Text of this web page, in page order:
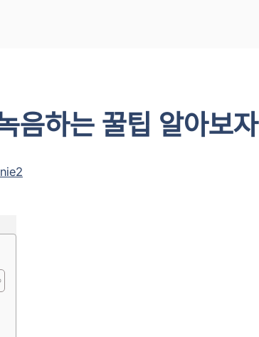
음하는 꿀팁 알아보자